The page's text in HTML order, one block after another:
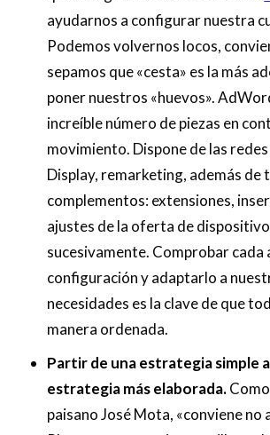
ayudarnos a configurar nuestra
Podemos volvernos locos,
sepamos que «cesta» es la más
poner nuestros «huevos».
increíble número de piezas en
movimiento. Dispone de las
Display, remarketing, además de
complementos: extensiones,
ajustes de la oferta de
sucesivamente. Comprobar cada
configuración y adaptarlo a
necesidades es la clave de que
manera ordenada.
Partir de una estrategia simple
estrategia más elaborada.
paisano José Mota, «conviene no